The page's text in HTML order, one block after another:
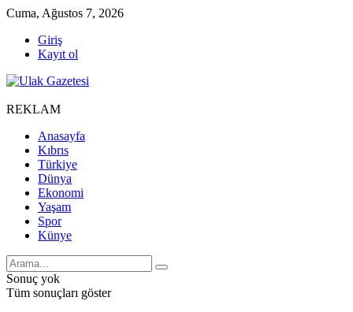
Cuma, Ağustos 7, 2026
Giriş
Kayıt ol
REKLAM
Anasayfa
Kıbrıs
Türkiye
Dünya
Ekonomi
Yaşam
Spor
Künye
Sonuç yok
Tüm sonuçları göster